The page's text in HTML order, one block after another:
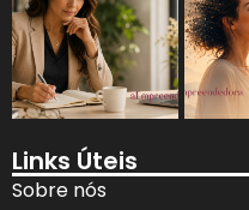
Links Úteis
Sobre nós